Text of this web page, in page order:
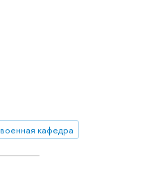
военная кафедра